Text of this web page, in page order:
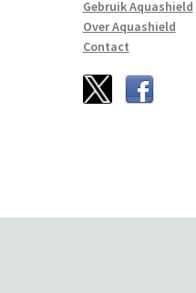
Gebruik Aquashield
Over Aquashield
Contact